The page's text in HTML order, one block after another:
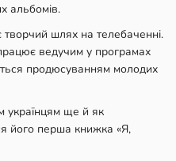
альбомів.
шлях на телебаченні.
ведучим у програмах
продюсуванням молодих
українцям ще й як
його перша книжка «Я,